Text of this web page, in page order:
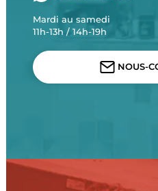
Mardi au samedi
11h-13h / 14h-19h
NOUS-